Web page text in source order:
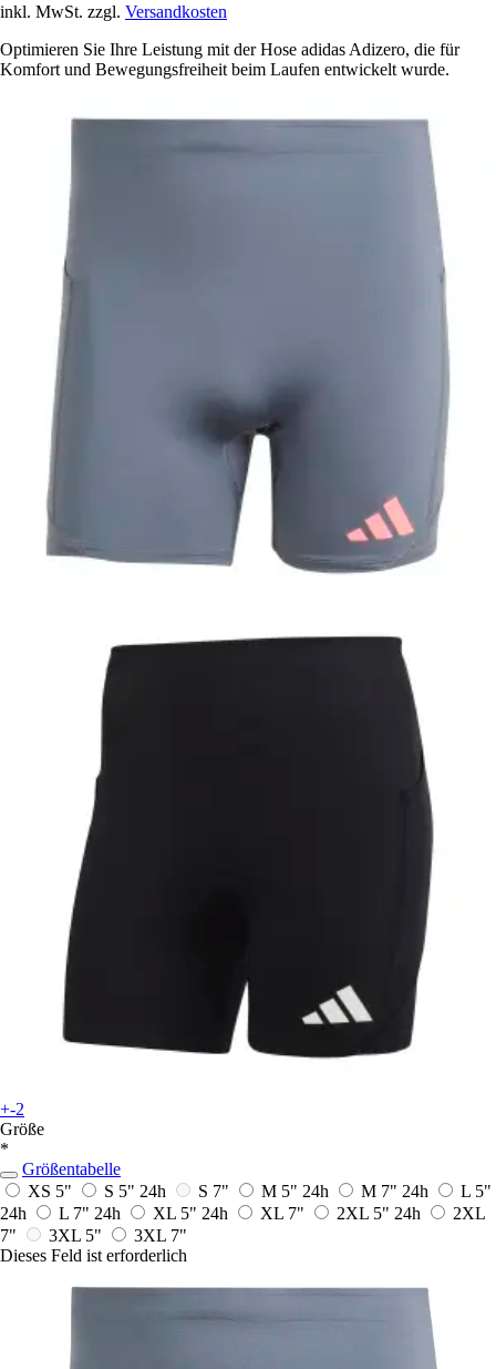
inkl. MwSt. zzgl. Versandkosten
Optimieren Sie Ihre Leistung mit der Hose adidas Adizero, die für
Komfort und Bewegungsfreiheit beim Laufen entwickelt wurde.
+-2
Größe
*
Größentabelle
XS 5"
S 5" 24h S 7" M 5" 24h M 7" 24h
L 5"
24h
L 7" 24h XL 5" 24h XL 7" 2XL 5" 24h
2XL
7"
3XL 5"
3XL 7"
Dieses Feld ist erforderlich